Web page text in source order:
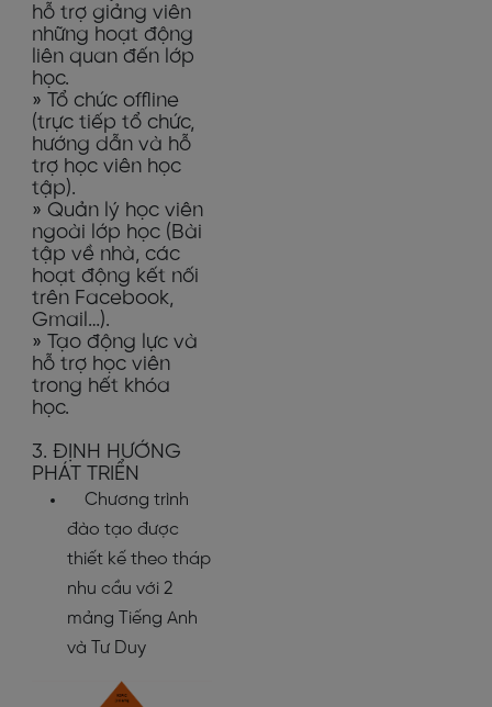
hỗ trợ giảng viên
những hoạt động
liên quan đến lớp
học.
» Tổ chức offline
(trực tiếp tổ chức,
hướng dẫn và hỗ
trợ học viên học
tập).
» Quản lý học viên
ngoài lớp học (Bài
tập về nhà, các
hoạt động kết nối
trên Facebook,
Gmail…).
» Tạo động lực và
hỗ trợ học viên
trong hết khóa
học.
3. ĐỊNH HƯỚNG
PHÁT TRIỂN
Chương trình
đào tạo được
thiết kế theo tháp
nhu cầu với 2
mảng Tiếng Anh
và Tư Duy